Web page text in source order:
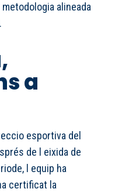
alineada
a
esportiva del
de l eixida de
l equip ha
certificat la